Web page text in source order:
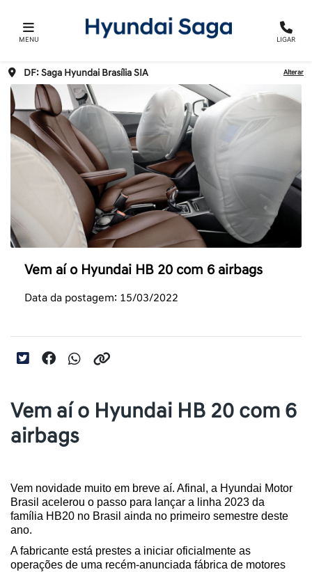
MENU LIGAR
DF: Saga Hyundai Brasília SIA Alterar
Vem aí o Hyundai HB 20 com 6 airbags
Data da postagem: 15/03/2022
Vem aí o Hyundai HB 20 com 6
airbags
Vem novidade muito em breve aí. Afinal, a Hyundai Motor
Brasil acelerou o passo para lançar a linha 2023 da
família HB20 no Brasil ainda no primeiro semestre deste
ano.
A fabricante está prestes a iniciar oficialmente as
operações de uma recém-anunciada fábrica de motores